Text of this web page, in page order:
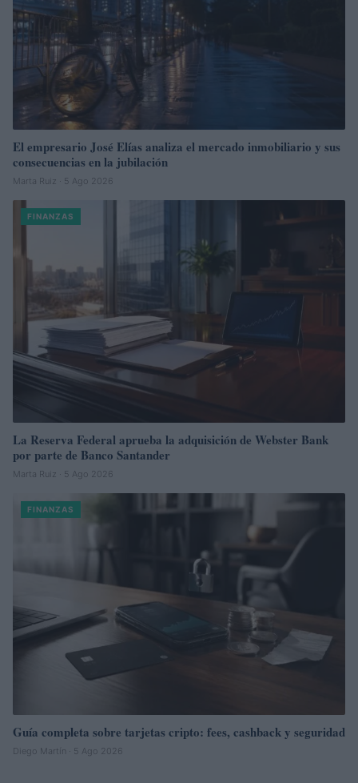
El empresario José Elías analiza el mercado inmobiliario y sus
consecuencias en la jubilación
Marta Ruiz · 5 Ago 2026
FINANZAS
La Reserva Federal aprueba la adquisición de Webster Bank
por parte de Banco Santander
Marta Ruiz · 5 Ago 2026
FINANZAS
Guía completa sobre tarjetas cripto: fees, cashback y seguridad
Diego Martín · 5 Ago 2026